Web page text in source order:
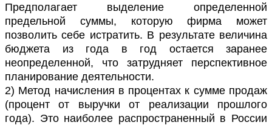
Предполагает выделение определенной
предельной суммы, которую фирма может
позволить себе истратить. В результате величина
бюджета из года в год остается заранее
неопределенной, что затрудняет перспективное
планирование деятельности.
2) Метод начисления в процентах к сумме продаж
(процент от выручки от реализации прошлого
года). Это наиболее распространенный в России